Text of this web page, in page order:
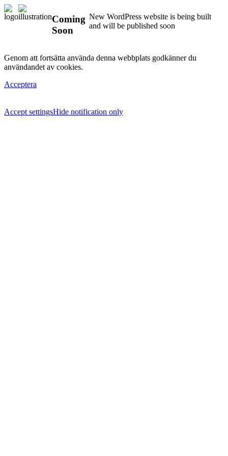
Coming
Soon
New WordPress website is being built
and will be published soon
Genom att fortsätta använda denna webbplats godkänner du
användandet av cookies.
Acceptera
Accept settingsHide notification only